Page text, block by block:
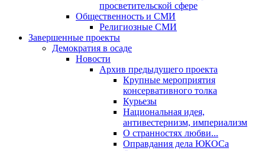
просветительской сфере
Общественность и СМИ
Религиозные СМИ
Завершенные проекты
Демократия в осаде
Новости
Архив предыдущего проекта
Крупные мероприятия
консервативного толка
Курьезы
Национальная идея,
антивестернизм, империализм
О странностях любви...
Оправдания дела ЮКОСа